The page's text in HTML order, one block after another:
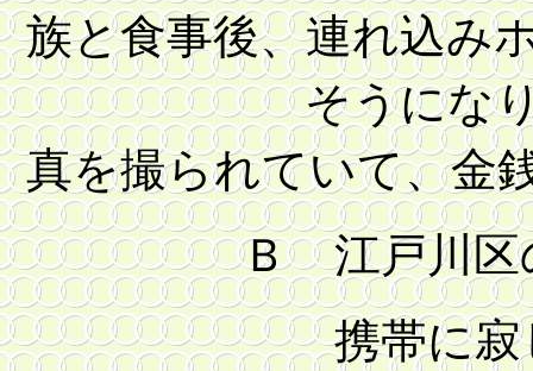
族と食事後、連れ込み
そうになり、逃
真を撮られていて、金
Ｂ 江戸川区の
携帯に寂しいと